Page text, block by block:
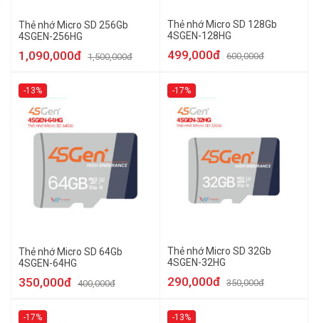
Thẻ nhớ Micro SD 256Gb
4SGEN-256HG
1,090,000đ 1,500,000đ
Thẻ nhớ Micro SD 128Gb
4SGEN-128HG
499,000đ 600,000đ
-13%
Thẻ nhớ Micro SD 64Gb
4SGEN-64HG
350,000đ 400,000đ
-17%
Thẻ nhớ Micro SD 32Gb
4SGEN-32HG
290,000đ 350,000đ
-17% -13%